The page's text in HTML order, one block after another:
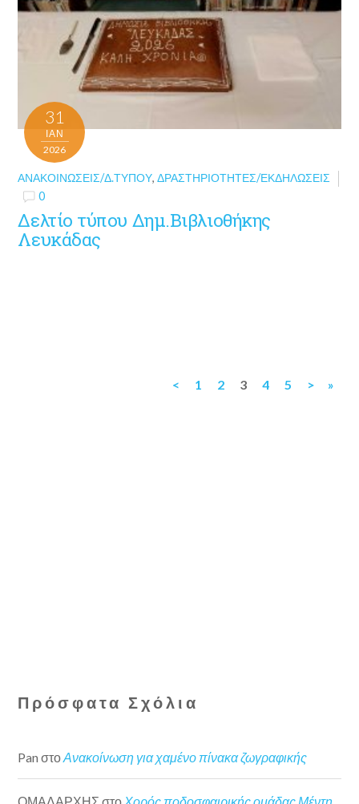
31
ΙΑΝ
2026
ΑΝΑΚΟΙΝΏΣΕΙΣ/Δ.ΤΎΠΟΥ,ΔΡΑΣΤΗΡΙΌΤΗΤΕΣ/ΕΚΔΗΛΏΣΕΙΣ
0
Δελτίο τύπου Δημ.Βιβλιοθήκης
Λευκάδας
< 1 2 3 4 5 > »
Πρόσφατα Σχόλια
Pan στοΑνακοίνωση για χαμένο πίνακα ζωγραφικής